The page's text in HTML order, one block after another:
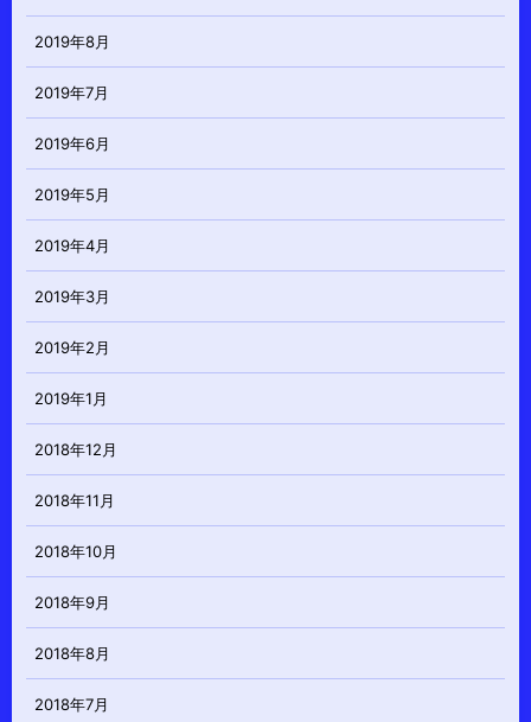
2019年8月
2019年7月
2019年6月
2019年5月
2019年4月
2019年3月
2019年2月
2019年1月
2018年12月
2018年11月
2018年10月
2018年9月
2018年8月
2018年7月